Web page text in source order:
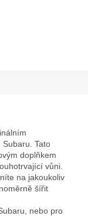
Tato
doplňkem
vůni.
na jakoukoliv
šířit
nebo pro